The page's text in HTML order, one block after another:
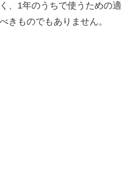
、1年のうちで使うための
きものでもありません。